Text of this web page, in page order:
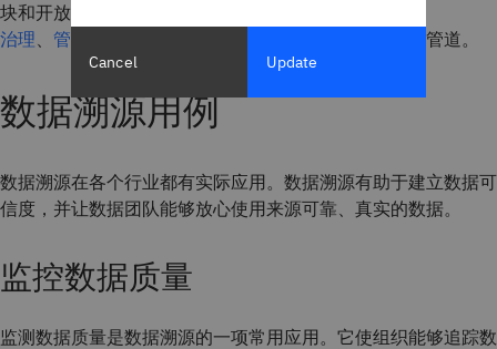
块和开放溯源模型。这些工具和数据血缘、
治理、 管理 工具构成了一个全面高效的数据管道。
数据溯源用例
数据溯源在各个行业都有实际应用。数据溯源有助于建立数据可
信度，并让数据团队能够放心使用来源可靠、真实的数据。
监控数据质量
监测数据质量是数据溯源的一项常用应用。它使组织能够追踪数
Cancel Update